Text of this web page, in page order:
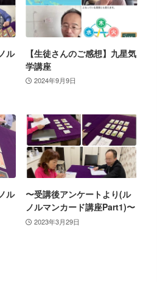
ル
【生徒さんのご感想】九星気
学講座
2024年9月9日
ル
〜受講後アンケートより(ル
ノルマンカード講座Part1)〜
2023年3月29日